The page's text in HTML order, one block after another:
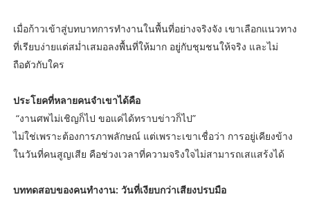
เมื่อก้าวเข้าสู่บทบาทการทำงานในพื้นที่อย่างจริงจัง เขาเลือกแนวทาง
ที่เรียบง่ายแต่สม่ำเสมอลงพื้นที่ให้มาก อยู่กับชุมชนให้จริง และไม่
ถือตัวกับใคร
ประโยคที่หลายคนจำเขาได้คือ
“งานศพไม่เชิญก็ไป ขอแค่ได้ทราบข่าวก็ไป”
ไม่ใช่เพราะต้องการภาพลักษณ์ แต่เพราะเขาเชื่อว่า การอยู่เคียงข้าง
ในวันที่คนสูญเสีย คือช่วงเวลาที่ความจริงใจไม่สามารถเสแสร้งได้
บททดสอบของคนทำงาน: วันที่เงียบกว่าเสียงปรบมือ